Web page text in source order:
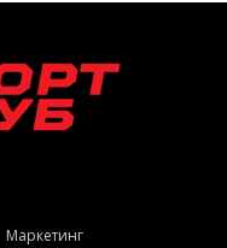
Маркетинг